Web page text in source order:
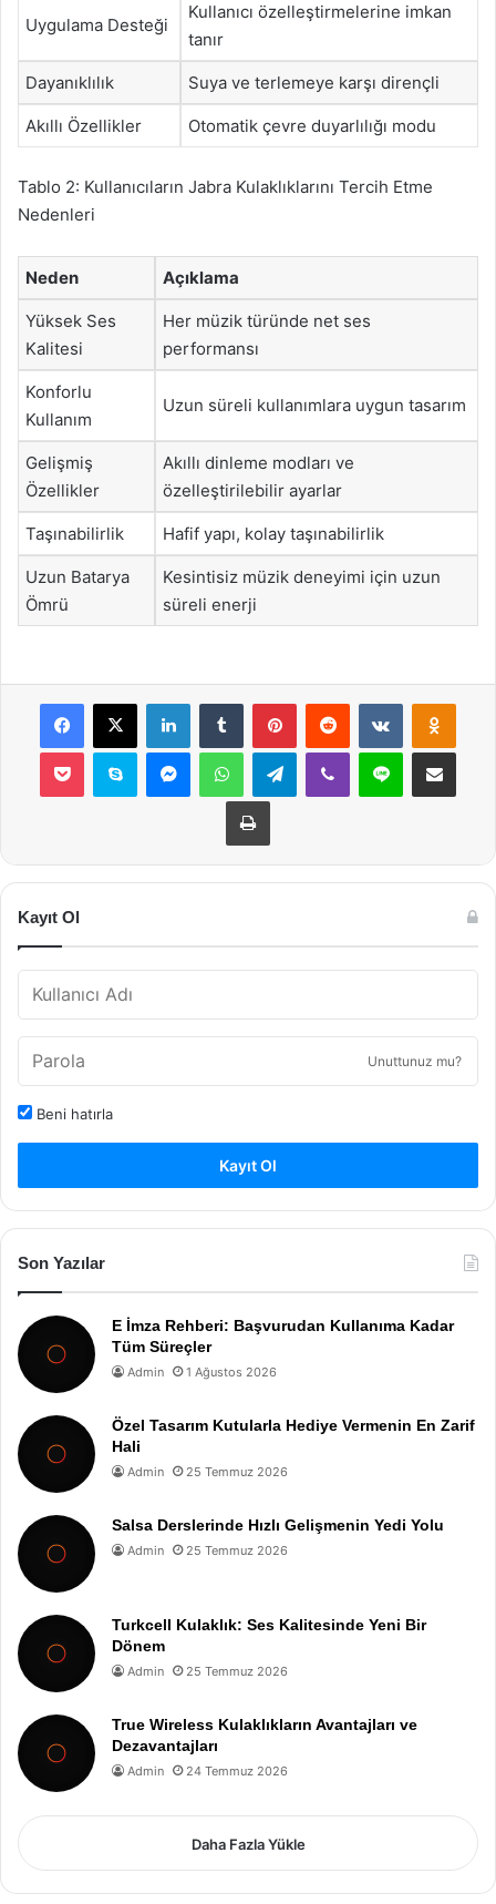
Uygulama Desteği
Kullanıcı özelleştirmelerine imkan
tanır
Dayanıklılık Suya ve terlemeye karşı dirençli
Akıllı Özellikler Otomatik çevre duyarlılığı modu
Tablo 2: Kullanıcıların Jabra Kulaklıklarını Tercih Etme
Nedenleri
Neden Açıklama
Yüksek Ses
Kalitesi
Her müzik türünde net ses
performansı
Konforlu
Kullanım
Uzun süreli kullanımlara uygun tasarım
Gelişmiş
Özellikler
Akıllı dinleme modları ve
özelleştirilebilir ayarlar
Taşınabilirlik Hafif yapı, kolay taşınabilirlik
Uzun Batarya
Ömrü
Kesintisiz müzik deneyimi için uzun
süreli enerji
Facebook
X LinkedInTumblr PinterestReddit VKontakte
Pocket Skype MessengerWhatsAppTelegramViber Line E-Posta ile
Yazdır
Kayıt Ol
Unuttunuz mu?
Beni hatırla
Kayıt Ol
Son Yazılar
E İmza Rehberi: Başvurudan Kullanıma Kadar
Tüm Süreçler
Admin 1 Ağustos 2026
Özel Tasarım Kutularla Hediye Vermenin En Zarif
Hali
Admin 25 Temmuz 2026
Salsa Derslerinde Hızlı Gelişmenin Yedi Yolu
Admin 25 Temmuz 2026
Turkcell Kulaklık: Ses Kalitesinde Yeni Bir
Dönem
Admin 25 Temmuz 2026
True Wireless Kulaklıkların Avantajları ve
Dezavantajları
Admin 24 Temmuz 2026
Daha Fazla Yükle